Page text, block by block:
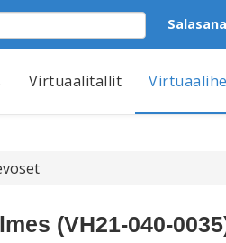
Salasana
Virtuaalitallit
(VH21-040-